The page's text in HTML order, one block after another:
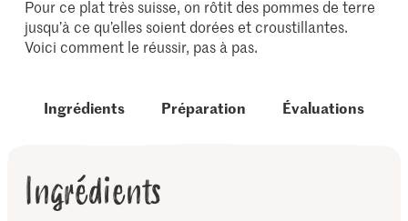
Pour ce plat très suisse, on rôtit des pommes de terre
jusqu’à ce qu’elles soient dorées et croustillantes.
Voici comment le réussir, pas à pas.
Ingrédients Préparation Évaluations
Ingrédients